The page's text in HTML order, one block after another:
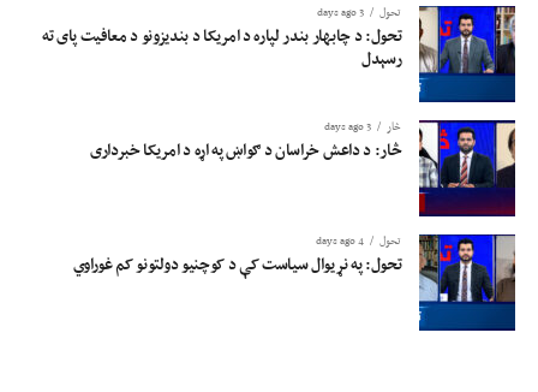
تحول 3 days ago
تحول: د چابهار بندر لپاره د امریکا د بندیزونو د معافیت پای ته
رسېدل
څار 3 days ago
څار: د داعش خراسان د ګواښ په اړه د امریکا خبرداری
تحول 4 days ago
تحول: په نړیوال سیاست کې د کوچنیو دولتونو کم غوراوي